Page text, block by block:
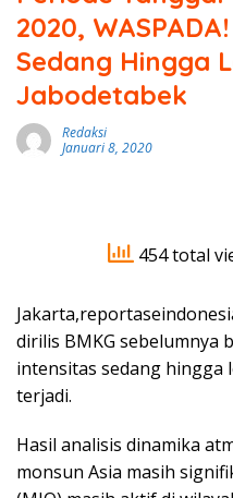
2020,
Sedang Hingga
Jabodetabek
Redaksi
Januari 8, 2020
454 total
dirilis BMKG sebelumnya
intensitas sedang hingga
terjadi.
Hasil analisis dinamika
monsun Asia masih